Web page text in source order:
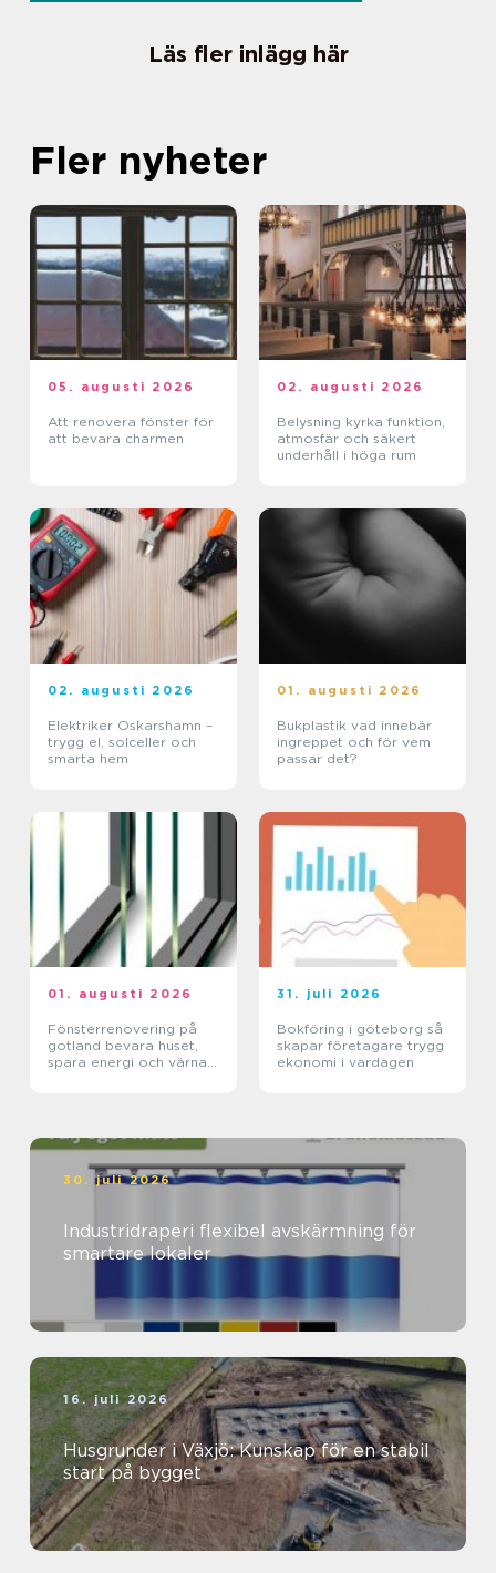
Läs fler inlägg här
Fler nyheter
05. augusti 2026
Att renovera fönster för
att bevara charmen
02. augusti 2026
Belysning kyrka funktion,
atmosfär och säkert
underhåll i höga rum
02. augusti 2026
Elektriker Oskarshamn –
trygg el, solceller och
smarta hem
01. augusti 2026
Bukplastik vad innebär
ingreppet och för vem
passar det?
01. augusti 2026
Fönsterrenovering på
gotland bevara huset,
spara energi och värna
31. juli 2026
Bokföring i göteborg så
skapar företagare trygg
ekonomi i vardagen
30. juli 2026
Industridraperi flexibel avskärmning för
smartare lokaler
16. juli 2026
Husgrunder i Växjö: Kunskap för en stabil
start på bygget